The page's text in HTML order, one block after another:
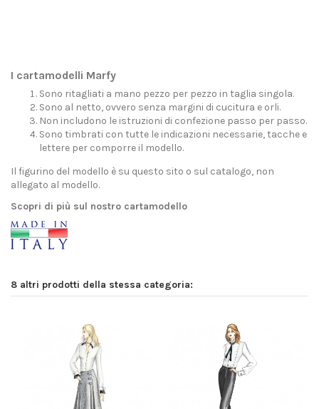
I cartamodelli Marfy
Sono ritagliati a mano pezzo per pezzo in taglia singola.
Sono al netto, ovvero senza margini di cucitura e orli.
Non includono le istruzioni di confezione passo per passo.
Sono timbrati con tutte le indicazioni necessarie, tacche e
lettere per comporre il modello.
Il figurino del modello è su questo sito o sul catalogo, non
allegato al modello.
Scopri di più sul nostro cartamodello
8 altri prodotti della stessa categoria: